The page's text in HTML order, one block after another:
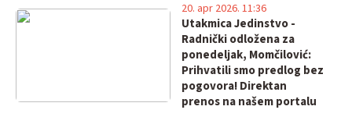
Utakmica Jedinstvo -
Radnički odložena za
ponedeljak, Momčilović:
Prihvatili smo predlog bez
pogovora! Direktan
prenos na našem portalu
20. apr 2026. 11:36